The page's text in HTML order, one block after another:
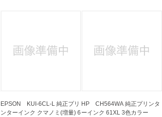
EPSON KUI-6CL-L 純正プリ
ンターインク クマノミ(増量) 6
HP CH564WA 純正プリンタ
ーインク 61XL 3色カラー